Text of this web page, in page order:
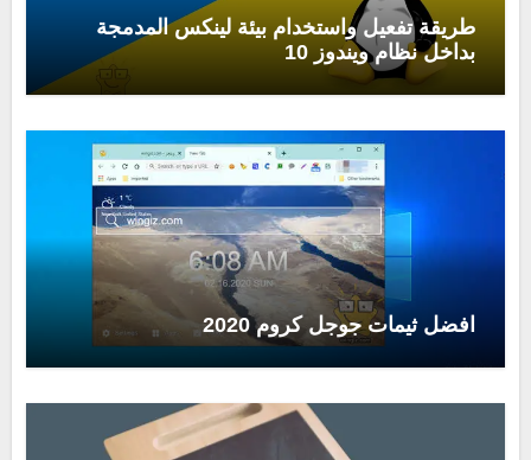
طريقة تفعيل واستخدام بيئة لينكس المدمجة
بداخل نظام ويندوز 10
افضل ثيمات جوجل كروم 2020